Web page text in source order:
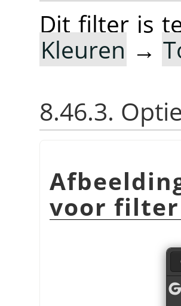
Dit filter is
Kleuren →
8.46.3.
voor